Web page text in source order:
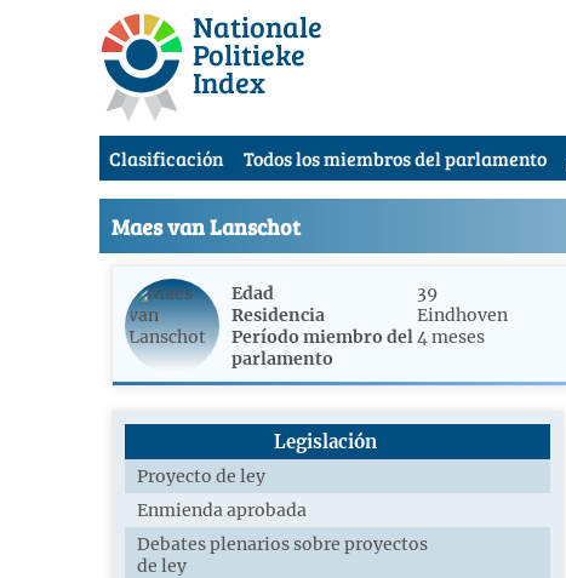
Nationale
Politieke
Index
Clasificación Todos los miembros del parlamento
Maes van Lanschot
Edad
39
Residencia
Eindhoven
Período miembro del
parlamento
4 meses
Legislación
Proyecto de ley
Enmienda aprobada
Debates plenarios sobre proyectos
de ley